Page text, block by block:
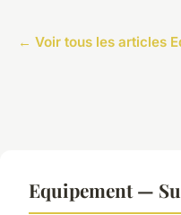
← Voir tous les articles
Equipement —